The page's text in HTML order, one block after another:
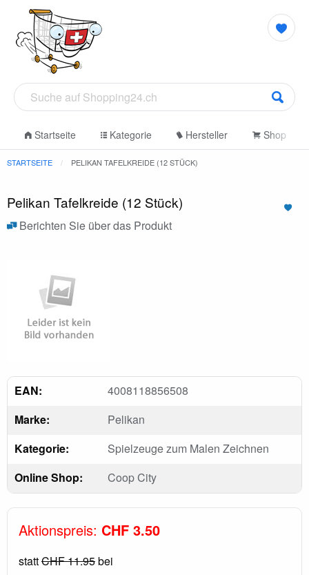
Startseite Kategorie Hersteller Shop
STARTSEITE PELIKAN TAFELKREIDE (12 STÜCK)
Pelikan Tafelkreide (12 Stück)
Berichten Sie über das Produkt
EAN:
4008118856508
Marke:
Pelikan
Kategorie:
Spielzeuge zum Malen Zeichnen
Online Shop:
Coop City
Aktionspreis: CHF 3.50
stattCHF 11.95bei